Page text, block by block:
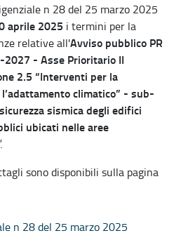
n 28 del 25 marzo 2025
aprile 2025 i termini per la
relative all'Avviso pubblico PR
2027 - Asse Prioritario II
2.5 “Interventi per la
climatico” - sub-
sismica degli edifici
ubicati nelle aree
sono disponibili sulla pagina
n 28 del 25 marzo 2025